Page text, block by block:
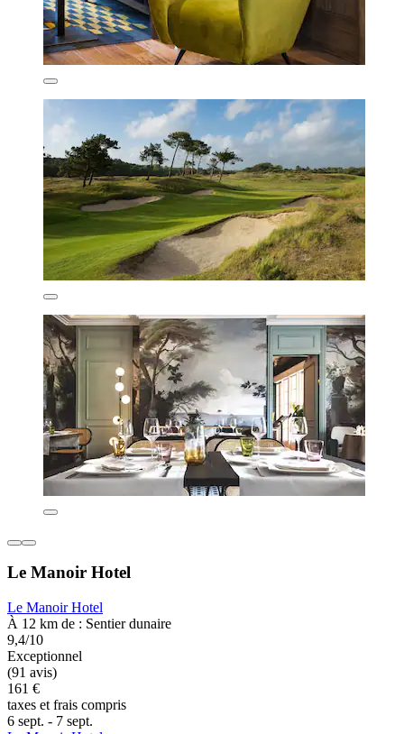
Le Manoir Hotel
Le Manoir Hotel
À 12 km de : Sentier dunaire
9,4/10
Exceptionnel
(91 avis)
161 €
taxes et frais compris
6 sept. - 7 sept.